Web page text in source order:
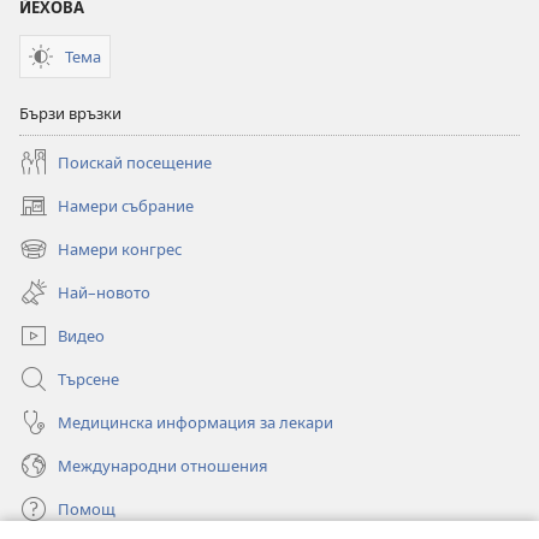
ЙЕХОВА
Тема
Бързи връзки
Поискай посещение
Намери събрание
(отваря
нов
прозорец)
Намери конгрес
(отваря
нов
прозорец)
Най–новото
Видео
Търсене
Медицинска информация за лекари
Международни отношения
Помощ